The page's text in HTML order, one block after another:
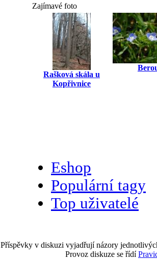
Zajímavé foto
Rašková skála u
Kopřivnice
Eshop
Populární tagy
Top uživatelé
Příspěvky v diskuzi vyjadřují názory
Provoz diskuze se řídí